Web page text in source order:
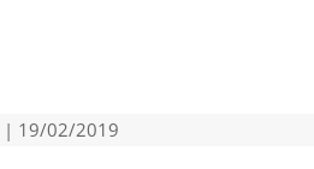
| 19/02/2019